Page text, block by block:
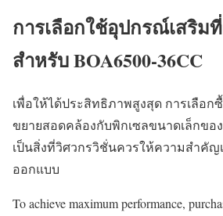
การเลือกใช้อุปกรณ์เสริม
สำหรับ BOA6500-36CC
เพื่อให้ได้ประสิทธิภาพสูงสุด การเลือก
ขยายสอดคล้องกับพิกเซลขนาดเล็กของ
เป็นสิ่งที่วิศวกรวิชั่นควรให้ความสำคั
ออกแบบ
To achieve maximum performance,